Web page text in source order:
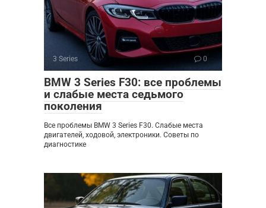
3 Series 0
BMW 3 Series F30: все проблемы
и слабые места седьмого
поколения
Все проблемы BMW 3 Series F30. Слабые места
двигателей, ходовой, электроники. Советы по
диагностике